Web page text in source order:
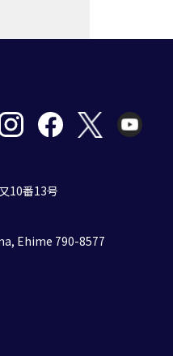
10番13号
Ehime 790-8577